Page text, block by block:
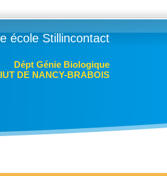
école Stillincontact
Dépt Génie Biologique
IUT DE NANCY-BRABOIS